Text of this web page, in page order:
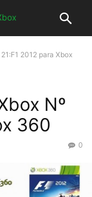
2012 para Xbox
Nº
360
0